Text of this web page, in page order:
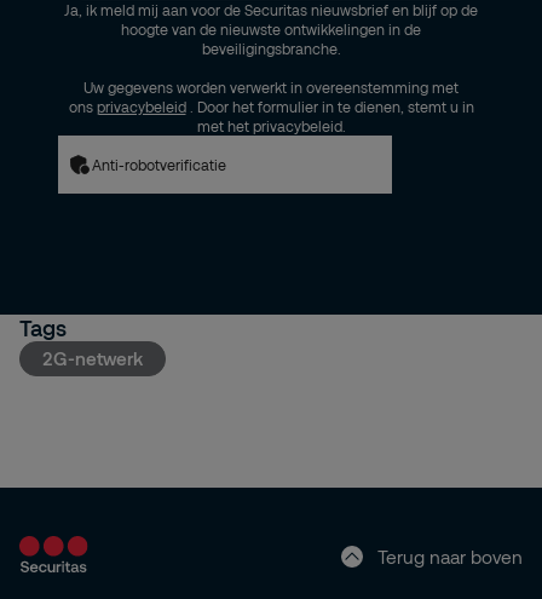
Ja, ik meld mij aan voor de Securitas nieuwsbrief en blijf op de
hoogte van de nieuwste ontwikkelingen in de
beveiligingsbranche.
Uw gegevens worden verwerkt in overeenstemming met
ons privacybeleid
. Door het formulier in te dienen, stemt u in
met het privacybeleid.
Anti-robotverificatie
Tags
2G-netwerk
Terug naar boven